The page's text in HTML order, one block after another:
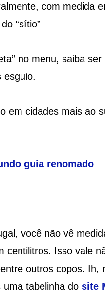
com medida
“sítio”
no menu, saiba
esguio.
em cidades mais ao
guia renomado
você não vê
centilitros. Isso vale
outros copos. Ih,
tabelinha do site